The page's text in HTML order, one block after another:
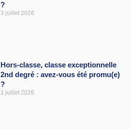
?
3 juillet 2026
Hors-classe, classe exceptionnelle
2nd degré : avez-vous été promu(e)
?
1 juillet 2026